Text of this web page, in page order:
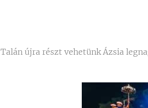
Talán újra részt vehetünk Ázsia